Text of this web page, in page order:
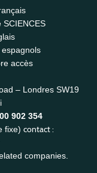
accès
– Londres SW19
902 354
fixe) contact :
companies.